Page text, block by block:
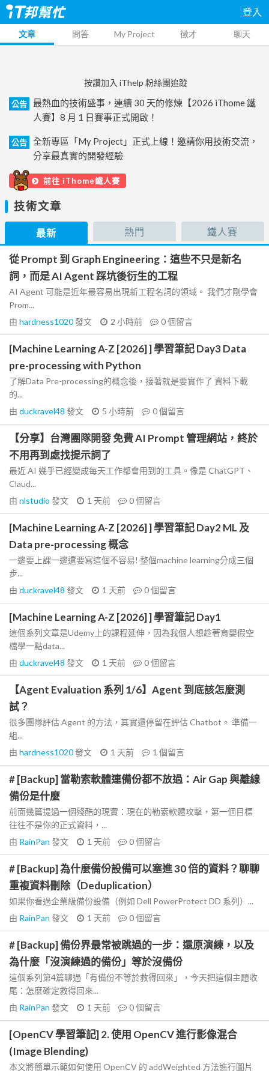
登入
文章 問答 My Project 徵才 聊天
按讚加入 iThelp 粉絲團追蹤
公告
最熱血的技術盛事，連續 30 天的修煉【2026 iThome 鐵
人賽】8 月 1 日賽事正式開啟！
公告
全新專區「My Project」正式上線！邀請你用技術交流，
分享最真實的開發經驗
前往 iThome鐵人賽
技術文章
最新 熱門 鐵人賽
從 Prompt 到 Graph Engineering：這些不只是新名
詞，而是 AI Agent 踩坑後衍生的工程
AI Agent 可能是近年最容易出現新工程名詞的領域。 我們才剛學會
Prom...
由 hardness1020發文 2 小時前 0個留言
[Machine Learning A-Z [2026] ] 學習筆記 Day3 Data
pre-processing with Python
了解Data Pre-processing的概念後，接著就是要實作了 資料下載
的...
由 duckravel48 發文 5 小時前 0個留言
【分享】台灣團隊開發 免費 AI Prompt 管理網站，終於
不用再到處找提示詞了
最近 AI 幾乎已經變成每天工作都會用到的工具。像是 ChatGPT、
Claud...
由 nlstudio 發文 1 天前 0個留言
[Machine Learning A-Z [2026] ] 學習筆記 Day2 ML 及
Data pre-processing 概念
一邊要上課一邊還要寫這個不容易! 整個machine learning分成三個
步...
由 duckravel48 發文 1 天前 0個留言
[Machine Learning A-Z [2026] ] 學習筆記 Day1
這個系列文章是Udemy上的課程延伸，因為我個人想趁著育嬰假空
檔學一點data...
由 duckravel48 發文 1 天前 0個留言
【Agent Evaluation 系列 1/6】Agent 到底該怎麼測
試？
很多團隊評估 Agent 的方法，其實還停留在評估 Chatbot。 準備一
組...
由 hardness1020發文 1 天前 1 個留言
# [Backup] 當勒索軟體連備份都不放過：Air Gap 與離線
備份是什麼
前面幾篇提過一個殘酷的現實：現在的勒索軟體攻擊，第一個目標
往往不是你的正式資料，...
由 RainPan 發文 1 天前 0個留言
# [Backup] 為什麼備份設備可以塞進 30 倍的資料？聊聊
重複資料刪除（Deduplication）
如果你看過企業級備份設備（例如 Dell PowerProtect DD 系列）...
由 RainPan 發文 1 天前 0個留言
# [Backup] 備份界最常被跳過的一步：還原演練，以及
為什麼「沒演練過的備份」等於沒備份
這個系列第4篇聊過「有備份不等於救得回來」，今天把這個主題收
尾：怎麼確定救得回來...
由 RainPan 發文 1 天前 0個留言
[OpenCV 學習筆記] 2. 使用 OpenCV 進行影像混合
(Image Blending)
本文將簡單示範如何使用 OpenCV 的 addWeighted 方法進行圖片